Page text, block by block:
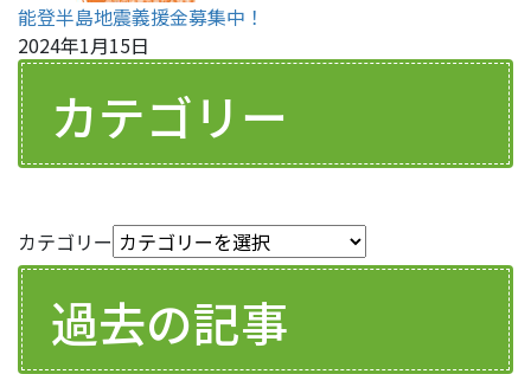
能登半島地震義援金募集中！
2024年1月15日
カテゴリー
カテゴリー
過去の記事